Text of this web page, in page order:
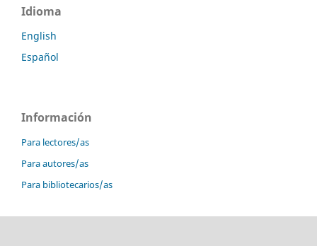
Idioma
English
Español
Información
Para lectores/as
Para autores/as
Para bibliotecarios/as